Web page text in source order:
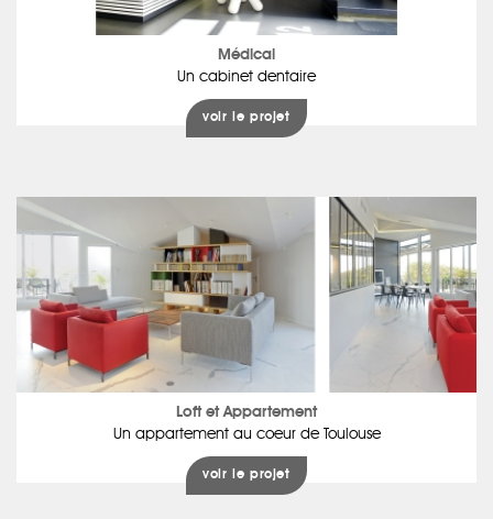
Médical
Un cabinet dentaire
voir le projet
Loft et Appartement
Un appartement au coeur de Toulouse
voir le projet